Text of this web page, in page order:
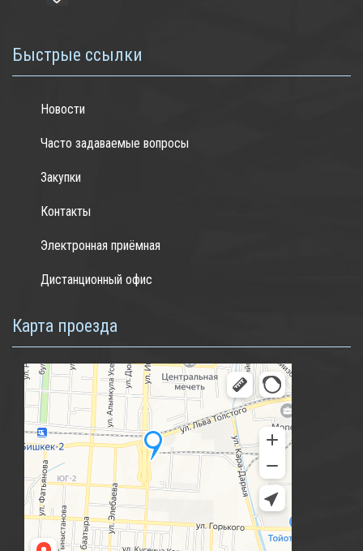
Быстрые ссылки
Новости
Часто задаваемые вопросы
Закупки
Контакты
Электронная приёмная
Дистанционный офис
Карта проезда